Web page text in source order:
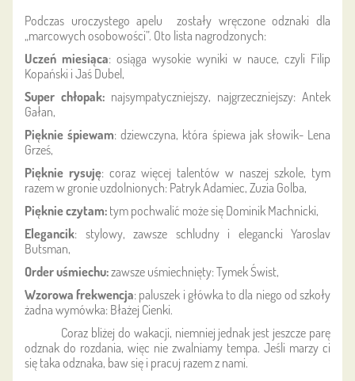
Podczas uroczystego apelu zostały wręczone odznaki dla
„marcowych osobowości”. Oto lista nagrodzonych:
Uczeń miesiąca: osiąga wysokie wyniki w nauce, czyli Filip
Kopański i Jaś Dubel,
Super chłopak: najsympatyczniejszy, najgrzeczniejszy: Antek
Gałan,
Pięknie śpiewam: dziewczyna, która śpiewa jak słowik- Lena
Grześ,
Pięknie rysuję: coraz więcej talentów w naszej szkole, tym
razem w gronie uzdolnionych: Patryk Adamiec, Zuzia Golba,
Pięknie czytam: tym pochwalić może się Dominik Machnicki,
Elegancik: stylowy, zawsze schludny i elegancki Yaroslav
Butsman,
Order uśmiechu:zawsze uśmiechnięty: Tymek Świst,
Wzorowa frekwencja: paluszek i główka to dla niego od szkoły
żadna wymówka: Błażej Cienki.
Coraz bliżej do wakacji, niemniej jednak jest jeszcze parę
odznak do rozdania, więc nie zwalniamy tempa. Jeśli marzy ci
się taka odznaka, baw się i pracuj razem z nami.